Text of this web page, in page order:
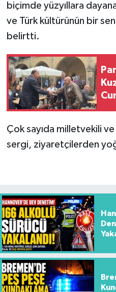
biçimde yüzyıllara
ve Türk kültürünün bir
belirtti.
Çok sayıda milletvekili ve
sergi, ziyaretçilerden